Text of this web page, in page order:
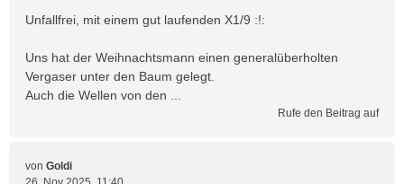
Unfallfrei, mit einem gut laufenden X1/9 :!:
Uns hat der Weihnachtsmann einen generalüberholten
Vergaser unter den Baum gelegt.
Auch die Wellen von den ...
Rufe den Beitrag auf
von Goldi